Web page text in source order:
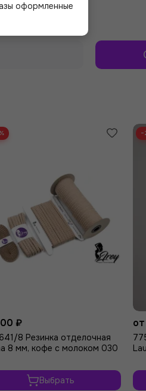
₽
8 Резинка отделочная
8 мм, кофе с молоком 030
Выбрать
оформленные